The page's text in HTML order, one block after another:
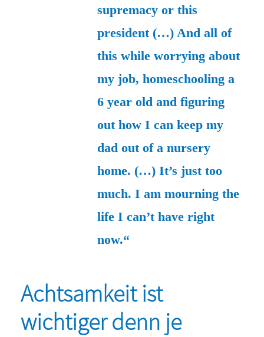
supremacy or this
president (…) And all of
this while worrying about
my job, homeschooling a
6 year old and figuring
out how I can keep my
dad out of a nursery
home. (…) It’s just too
much. I am mourning the
life I can’t have right
now.“
Achtsamkeit ist
wichtiger denn je